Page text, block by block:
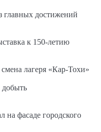
главных достижений
к 150-летию
лагеря «Кар-Тохи»
добыть
на фасаде городского